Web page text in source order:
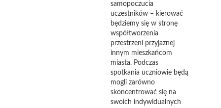
samopoczucia
uczestników – kierować
będziemy się w stronę
współtworzenia
przestrzeni przyjaznej
innym mieszkańcom
miasta. Podczas
spotkania uczniowie będą
mogli zarówno
skoncentrować się na
swoich indywidualnych